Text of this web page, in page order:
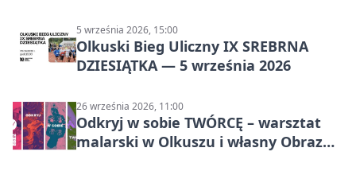
5 września 2026, 15:00
Olkuski Bieg Uliczny IX SREBRNA
DZIESIĄTKA — 5 września 2026
26 września 2026, 11:00
Odkryj w sobie TWÓRCĘ – warsztat
malarski w Olkuszu i własny Obraz